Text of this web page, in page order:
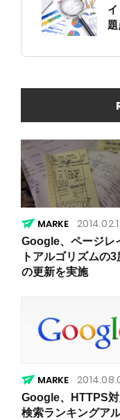
ト
見
Google、ページレ
トアルゴリズムの3
の更新を実施
Google、HTTPS
検索ランキングア